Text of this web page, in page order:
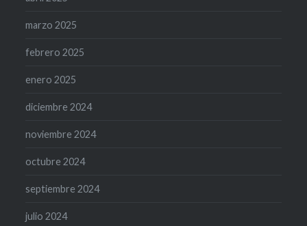
marzo 2025
febrero 2025
enero 2025
diciembre 2024
noviembre 2024
octubre 2024
septiembre 2024
julio 2024